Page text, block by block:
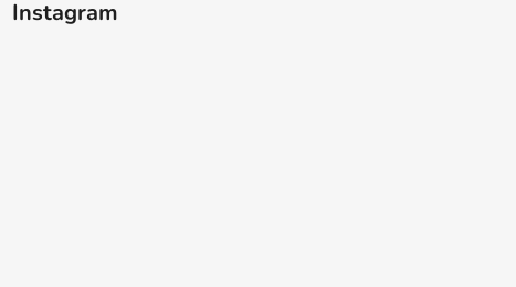
Instagram